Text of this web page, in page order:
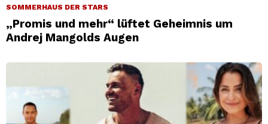
SOMMERHAUS DER STARS
„Promis und mehr“ lüftet Geheimnis um
Andrej Mangolds Augen